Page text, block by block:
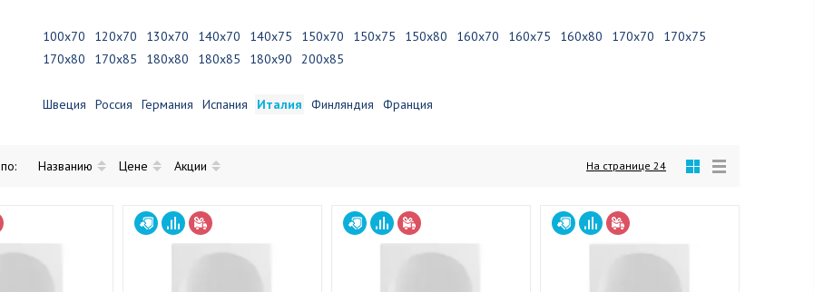
100х70 120х70 130х70 140х70 140х75 150х70 150х75 150х80 160х70 160х75 160х80 170х70
170х75
170х80
170х85 180х80 180х85 180х90 200х85
Швеция Россия Германия Испания Италия Финляндия Франция
Названию Цене Акции На странице 24